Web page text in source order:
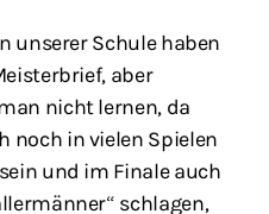
unserer Schule haben
aber
nicht lernen, da
noch in vielen Spielen
und im Finale auch
schlagen,